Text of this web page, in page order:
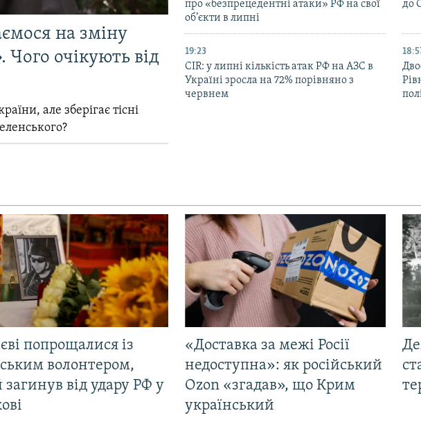
на зміну
Чого очікують від
але зберігає тісні
про «безпрецедентні атаки» РФ на свої
об’єкти в липні
до
19:23
CIR: у липні кількість атак РФ на АЗС в
Україні зросла на 72% порівняно з
червнем
попрощалися із
волонтером,
загинув від удару РФ у
«Доставка за межі Росії
недоступна»: як російський
Ozon «згадав», що Крим
український